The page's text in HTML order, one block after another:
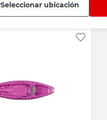
Seleccionar ubicación